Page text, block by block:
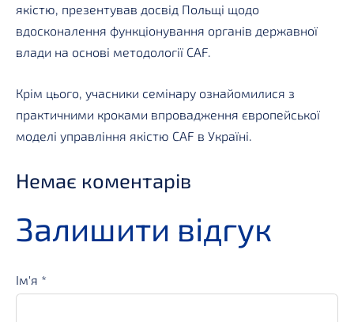
якістю, презентував досвід Польщі щодо
вдосконалення функціонування органів державної
влади на основі методології CAF.
Крім цього, учасники семінару ознайомилися з
практичними кроками впровадження європейської
моделі управління якістю CAF в Україні.
Немає коментарів
Залишити відгук
Ім'я *